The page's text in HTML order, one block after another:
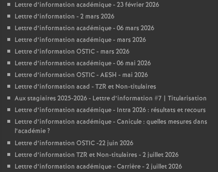
Lettre d’information académique - 23 février 2026
Lettre d’information - 2 mars 2026
Lettre d’information académique - 06 mars 2026
Lettre d’information académique - mars 2026
Lettre d’information OSTIC - mars 2026
Lettre d’information académique - 06 mai 2026
Lettre d’information OSTIC - AESH - mai 2026
Lettre d’information acad - TZR et Non-titulaires
Aux stagiaires 2025-2026 - Lettre d’information #7 | Titularisation
Lettre d’information académique - Intra 2026 : résultats et recours
Lettre d’information académique - Canicule : quelles mesures dans
l’académie?
Lettre d’information OSTIC -22 juin 2026
Lettre d’information TZR et Non-titulaires - 2 juillet 2026
Lettre d’information académique - Carrière - 2 juillet 2026